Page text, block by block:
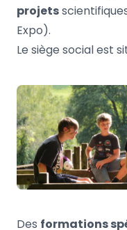
projets
Expo).
Le siège social est
Des formations